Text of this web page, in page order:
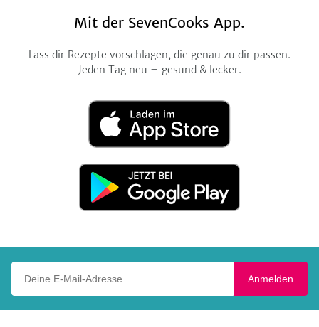
Mit der SevenCooks App.
Lass dir Rezepte vorschlagen, die genau zu dir passen.
Jeden Tag neu – gesund & lecker.
Laden
im
App
Jetzt
Google
Anmelden